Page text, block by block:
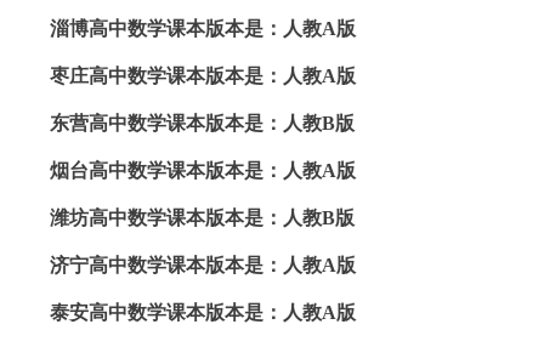
淄博高中数学课本版本是：人教A版
枣庄高中数学课本版本是：人教A版
东营高中数学课本版本是：人教B版
烟台高中数学课本版本是：人教A版
潍坊高中数学课本版本是：人教B版
济宁高中数学课本版本是：人教A版
泰安高中数学课本版本是：人教A版